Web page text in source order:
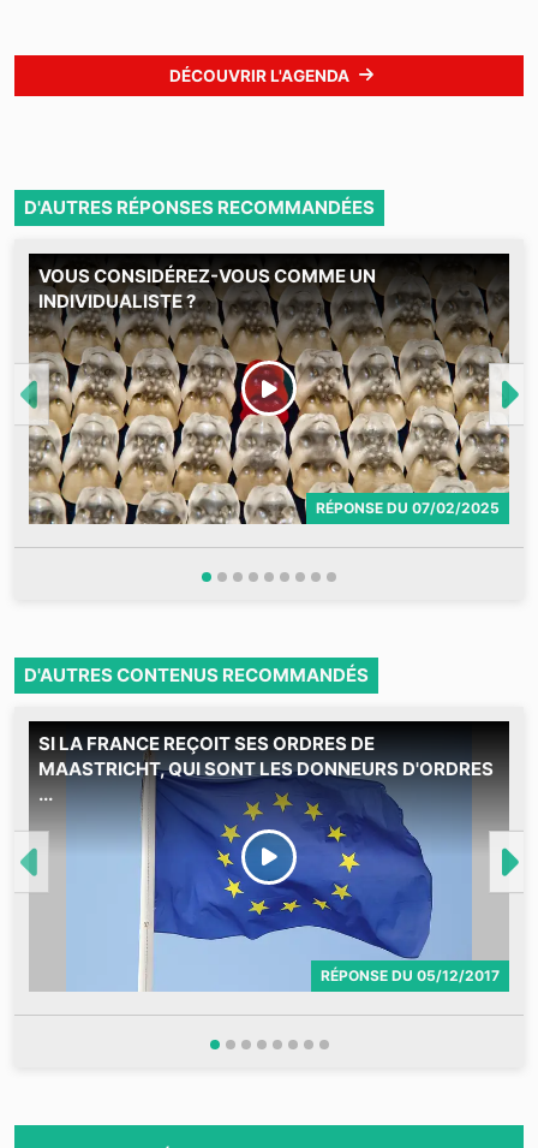
DÉCOUVRIR L'AGENDA
D'AUTRES RÉPONSES RECOMMANDÉES
VOUS CONSIDÉREZ-VOUS COMME UN
INDIVIDUALISTE ?
RÉPONSE DU 07/02/2025
D'AUTRES CONTENUS RECOMMANDÉS
SI LA FRANCE REÇOIT SES ORDRES DE
MAASTRICHT, QUI SONT LES DONNEURS D'ORDRES
...
RÉPONSE DU 05/12/2017